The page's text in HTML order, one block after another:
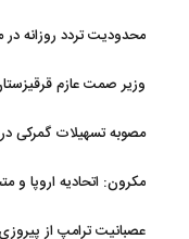
محدودیت تردد روزانه
وزیر صمت عازم
مصوبه تسهیلات گمرکی
مکرون: اتحادیه اروپا و
عصبانیت ترامپ از